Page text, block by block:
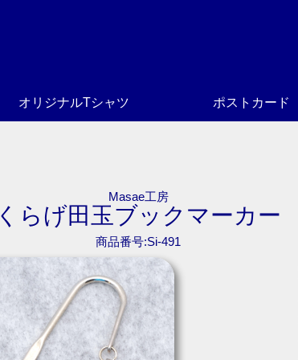
オリジナルTシャツ ポストカード
Masae工房
くらげ田玉ブックマーカー
商品番号:Si-491